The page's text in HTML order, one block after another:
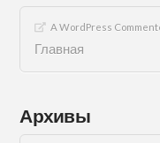
A WordPress
Главная
Архивы